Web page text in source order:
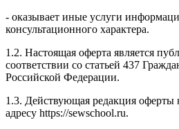
- оказывает иные услуги
консультационного характера.
1.2. Настоящая оферта является
соответствии со статьей 437
Российской Федерации.
1.3. Действующая редакция оферты
адресу https://sewschool.ru.